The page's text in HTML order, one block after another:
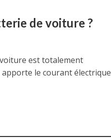
de voiture ?
est totalement
le courant électrique